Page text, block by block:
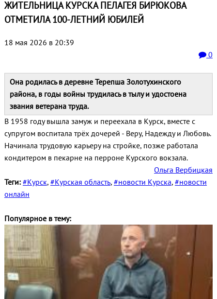
ЖИТЕЛЬНИЦА КУРСКА ПЕЛАГЕЯ БИРЮКОВА
ОТМЕТИЛА 100‑ЛЕТНИЙ ЮБИЛЕЙ
18 мая 2026 в 20:39
0
Она родилась в деревне Терепша Золотухинского
района, в годы войны трудилась в тылу и удостоена
звания ветерана труда.
В 1958 году вышла замуж и переехала в Курск, вместе с
супругом воспитала трёх дочерей - Веру, Надежду и Любовь.
Начинала трудовую карьеру на стройке, позже работала
кондитером в пекарне на перроне Курского вокзала.
Ольга Вербицкая
Теги: #Курск, #Курская область, #новости Курска, #новости
онлайн
Популярное в тему: